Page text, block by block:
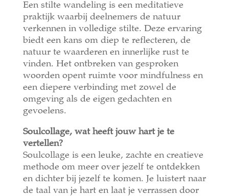
Een stilte wandeling is een meditatieve
praktijk waarbij deelnemers de natuur
verkennen in volledige stilte. Deze ervaring
biedt een kans om diep te reflecteren, de
natuur te waarderen en innerlijke rust te
vinden. Het ontbreken van gesproken
woorden opent ruimte voor mindfulness en
een diepere verbinding met zowel de
omgeving als de eigen gedachten en
gevoelens.
Soulcollage, wat heeft jouw hart je te
vertellen?
Soulcollage is een leuke, zachte en creatieve
methode om meer over jezelf te ontdekken
en dichter bij jezelf te komen. Je luistert naar
de taal van je hart en laat je verrassen door